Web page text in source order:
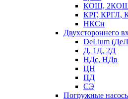
КОШ,
КРГ, КРГЛ,
НКСн
Двухстороннего
DeLium
Д, 1Д, 2Д
НДс, НДв
ЦН
ПД
СЭ
Погружные